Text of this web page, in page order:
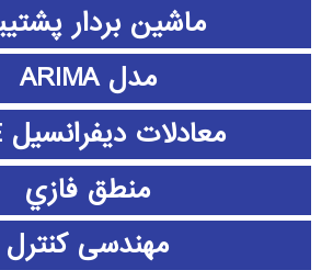
ماشین بردار
مدل ARIMA
معادلات دیفرانسیل ODE
منطق فازي
مهندسی کنترل